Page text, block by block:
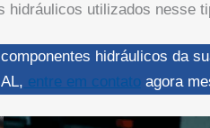
hidráulicos utilizados nesse
hidráulicos da
entre em contato agora